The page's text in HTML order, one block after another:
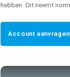
hebben. Dit neemt
Account aanvragen